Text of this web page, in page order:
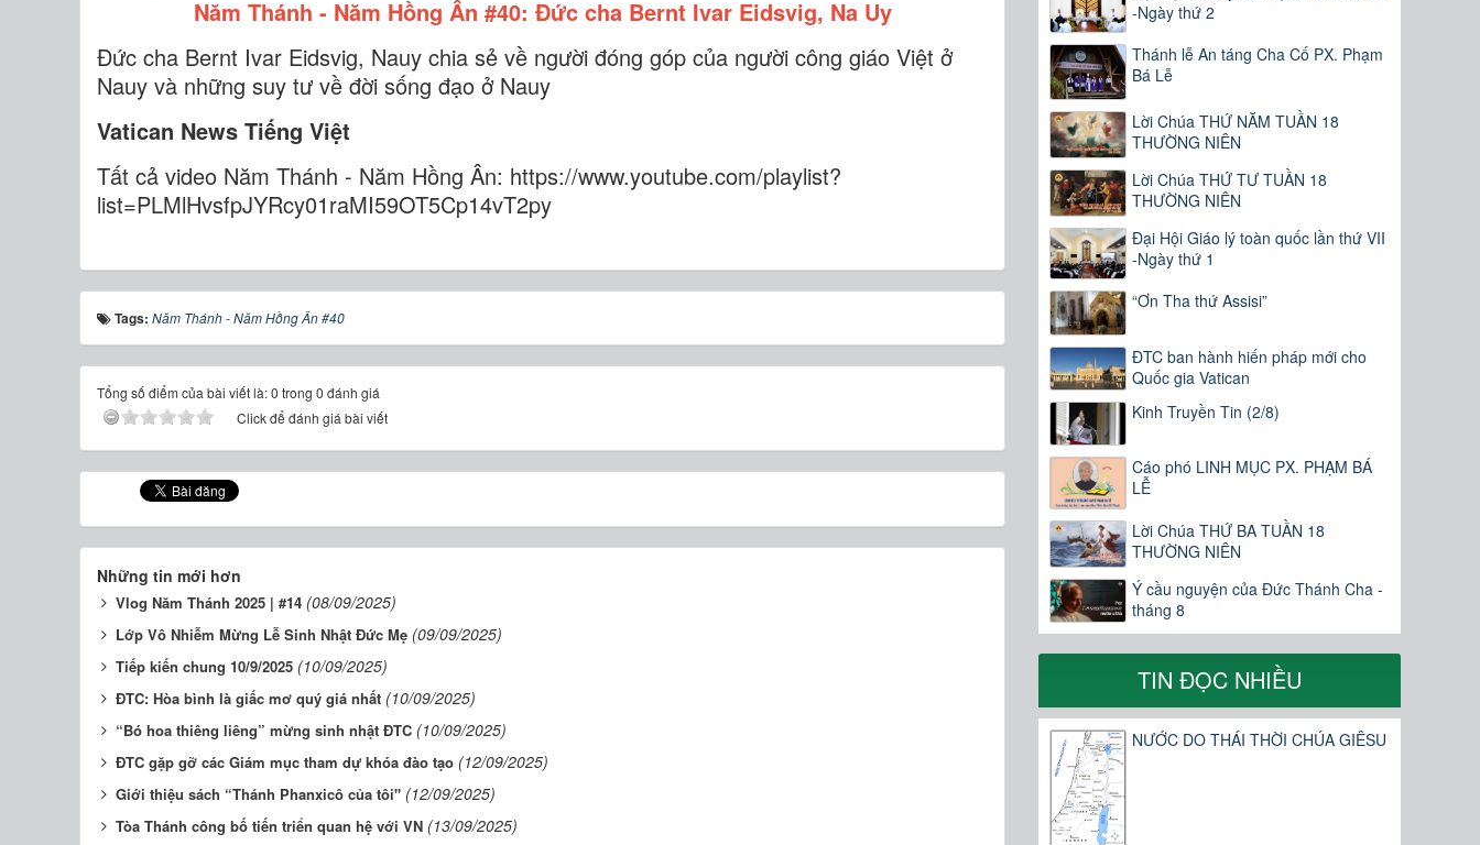
Năm Thánh - Năm Hồng Ân #40: Đức cha Bernt Ivar Eidsvig, Na Uy
Đức cha Bernt Ivar Eidsvig, Nauy chia sẻ về người đóng góp của người công giáo Việt ở
Nauy và những suy tư về đời sống đạo ở Nauy
Vatican News Tiếng Việt
Tất cả video Năm Thánh - Năm Hồng Ân: https://www.youtube.com/playlist?
list=PLMlHvsfpJYRcy01raMI59OT5Cp14vT2py
Tags: Năm Thánh - Năm Hồng Ân #40
Tổng số điểm của bài viết là: 0 trong 0 đánh giá
Click để đánh giá bài viết
Những tin mới hơn
Vlog Năm Thánh 2025 | #14 (08/09/2025)
Lớp Vô Nhiễm Mừng Lễ Sinh Nhật Đức Mẹ (09/09/2025)
Tiếp kiến chung 10/9/2025 (10/09/2025)
ĐTC: Hòa bình là giấc mơ quý giá nhất (10/09/2025)
“Bó hoa thiêng liêng” mừng sinh nhật ĐTC (10/09/2025)
ĐTC gặp gỡ các Giám mục tham dự khóa đào tạo (12/09/2025)
Giới thiệu sách “Thánh Phanxicô của tôi" (12/09/2025)
Tòa Thánh công bố tiến triển quan hệ với VN (13/09/2025)
-Ngày thứ 2
Thánh lễ An táng Cha Cố PX. Phạm
Bá Lễ
Lời Chúa THỨ NĂM TUẦN 18
THƯỜNG NIÊN
Lời Chúa THỨ TƯ TUẦN 18
THƯỜNG NIÊN
Đại Hội Giáo lý toàn quốc lần thứ VII
-Ngày thứ 1
“Ơn Tha thứ Assisi”
ĐTC ban hành hiến pháp mới cho
Quốc gia Vatican
Kinh Truyền Tin (2/8)
Cáo phó LINH MỤC PX. PHẠM BÁ
LỄ
Lời Chúa THỨ BA TUẦN 18
THƯỜNG NIÊN
Ý cầu nguyện của Đức Thánh Cha -
tháng 8
TIN ĐỌC NHIỀU
NƯỚC DO THÁI THỜI CHÚA GIÊSU